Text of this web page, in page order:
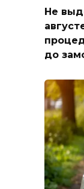
Не
до